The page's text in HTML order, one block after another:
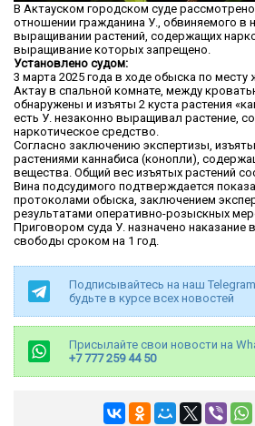
В Актауском городском суде
отношении гражданина У., обвиняемого в
выращивании растений, содержащих
выращивание которых запрещено.
Установлено судом:
3 марта 2025 года в ходе обыска по месту
Актау в спальной комнате, между
обнаружены и изъяты 2 куста растения
есть У. незаконно выращивал растение,
наркотическое средство.
Согласно заключению экспертизы,
растениями каннабиса (конопли),
вещества. Общий вес изъятых растений
Вина подсудимого подтверждается
протоколами обыска, заключением
результатами оперативно-розыскных
Приговором суда У. назначено наказание
свободы сроком на 1 год.
Подписывайтесь на наш
будьте в курсе всех новостей
Присылайте свои новости на
+7 777 259 44 50